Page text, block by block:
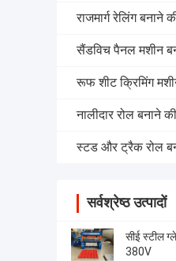
राजमार्ग रेलिंग बनाने
सैंडविच पैनल मशीन
रूफ शीट क्रिमिंग
नालीदार रोल बनाने
स्टड और ट्रैक रोल
सर्वश्रेष्ठ उत्पादों
सीई स्टील
380V